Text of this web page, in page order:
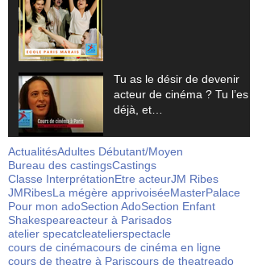
Tu as le désir de devenir
acteur de cinéma ? Tu l’es
déjà, et…
ActualitésAdultes Débutant/Moyen
Bureau des castingsCastings
Classe InterprétationEtre acteurJM Ribes
JMRibesLa mégère apprivoiséeMasterPalace
Pour mon adoSection AdoSection Enfant
Shakespeareacteur à Parisados
atelier specatcleatelierspectacle
cours de cinémacours de cinéma en ligne
cours de theatre à Pariscours de theatreado